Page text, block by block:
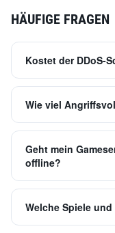
HÄUFIGE FRAGEN
Kostet der DDoS-
Wie viel
Geht mein
offline?
Welche Spiele